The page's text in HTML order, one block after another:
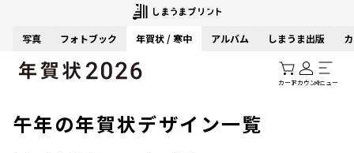
写真 フォトブック 年賀状 / 寒中 アルバム しまうま出版
カートアカウントメニュー
午年の年賀状デザイン一覧